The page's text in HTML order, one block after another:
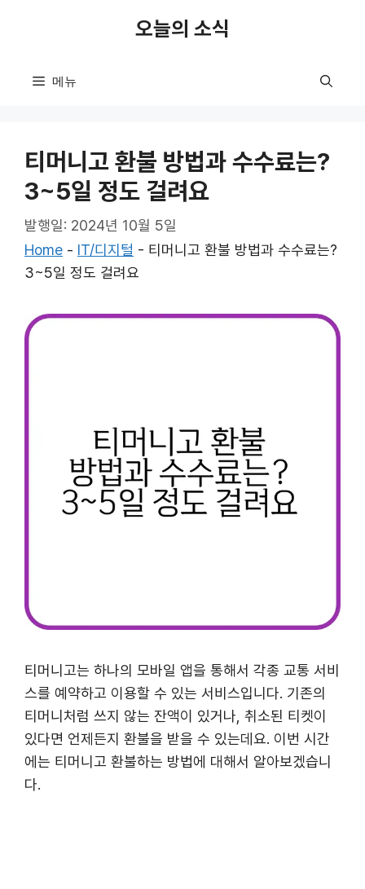
오늘의 소식
메뉴
티머니고 환불 방법과 수수료는?
3~5일 정도 걸려요
발행일: 2024년 10월 5일
Home - IT/디지털 - 티머니고 환불 방법과 수수료는?
3~5일 정도 걸려요
티머니고는 하나의 모바일 앱을 통해서 각종 교통 서비
스를 예약하고 이용할 수 있는 서비스입니다. 기존의
티머니처럼 쓰지 않는 잔액이 있거나, 취소된 티켓이
있다면 언제든지 환불을 받을 수 있는데요. 이번 시간
에는 티머니고 환불하는 방법에 대해서 알아보겠습니
다.